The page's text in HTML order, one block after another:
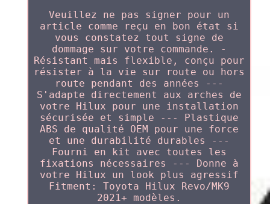
Veuillez ne pas signer pour un
article comme reçu en bon état si
vous constatez tout signe de
dommage sur votre commande. -
Résistant mais flexible, conçu pour
résister à la vie sur route ou hors
route pendant des années ---
S'adapte directement aux arches de
votre Hilux pour une installation
sécurisée et simple --- Plastique
ABS de qualité OEM pour une force
et une durabilité durables ---
Fourni en kit avec toutes les
fixations nécessaires --- Donne à
votre Hilux un look plus agressif
Fitment: Toyota Hilux Revo/MK9
2021+ modèles.